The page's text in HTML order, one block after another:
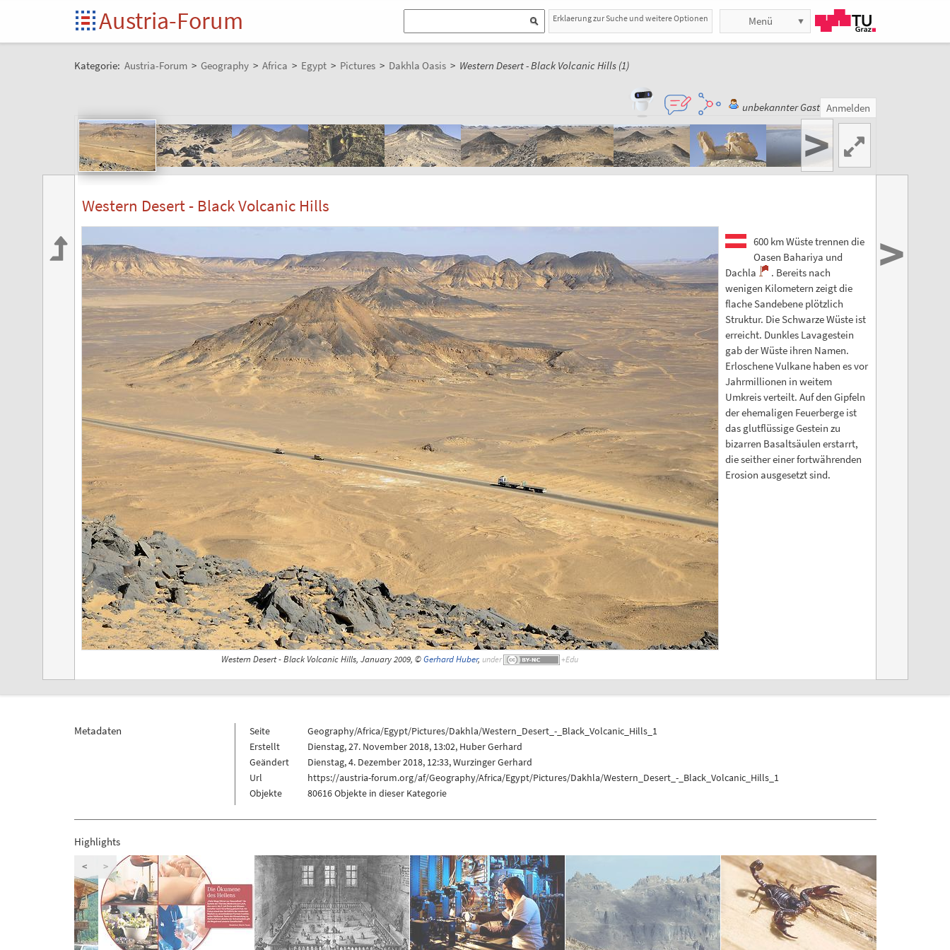
Austria-Forum Erklaerung zur Suche und weitere Optionen Menü
Kategorie: Austria-Forum > Geography > Africa > Egypt > Pictures > Dakhla Oasis > Western Desert - Black Volcanic Hills (1)
unbekannter Gast Anmelden
>
Western Desert - Black Volcanic Hills
Western Desert - Black Volcanic Hills, January 2009, ©Gerhard Huber, under
600 km Wüste trennen die
Oasen Bahariya und
Dachla
. Bereits nach
wenigen Kilometern zeigt die
flache Sandebene plötzlich
Struktur. Die Schwarze Wüste ist
erreicht. Dunkles Lavagestein
gab der Wüste ihren Namen.
Erloschene Vulkane haben es vor
Jahrmillionen in weitem
Umkreis verteilt. Auf den Gipfeln
der ehemaligen Feuerberge ist
das glutflüssige Gestein zu
bizarren Basaltsäulen erstarrt,
die seither einer fortwährenden
Erosion ausgesetzt sind.
>
Metadaten Seite
Geography/Africa/Egypt/Pictures/Dakhla/Western_Desert_-_Black_Volcanic_Hills_1
Erstellt
Dienstag, 27. November 2018, 13:02, Huber Gerhard
Geändert
Dienstag, 4. Dezember 2018, 12:33,Wurzinger Gerhard
Url
https://austria-forum.org/af/Geography/Africa/Egypt/Pictures/Dakhla/Western_Desert_-_Black_Volcanic_Hills_1
Objekte
80616 Objekte in dieser Kategorie
Highlights
< >